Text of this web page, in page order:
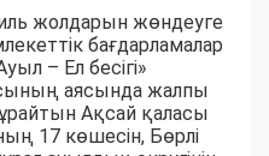
жолдарын жөндеуге
бағдарламалар
– Ел бесігі»
аясында жалпы
Ақсай қаласы
17 көшесін, Бөрлі